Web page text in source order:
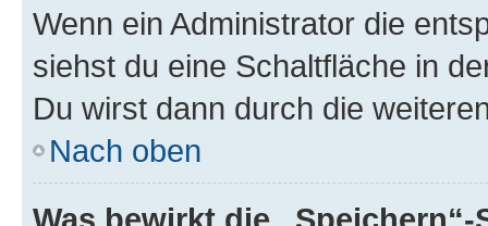
Wenn ein Administrator die
siehst du eine Schaltfläche in
Du wirst dann durch die
Nach oben
Was bewirkt die